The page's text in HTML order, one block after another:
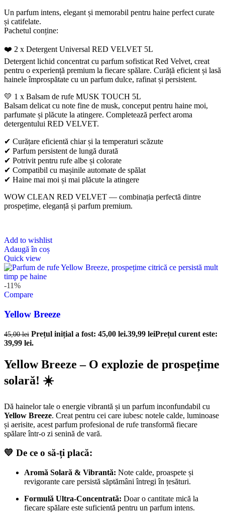
Un parfum intens, elegant și memorabil pentru haine perfect curate
și catifelate.
Pachetul conține:
❤️ 2 x Detergent Universal RED VELVET 5L
Detergent lichid concentrat cu parfum sofisticat Red Velvet, creat
pentru o experiență premium la fiecare spălare. Curăță eficient și lasă
hainele împrospătate cu un parfum dulce, rafinat și persistent.
💛 1 x Balsam de rufe MUSK TOUCH 5L
Balsam delicat cu note fine de musk, conceput pentru haine moi,
parfumate și plăcute la atingere. Completează perfect aroma
detergentului RED VELVET.
✔ Curățare eficientă chiar și la temperaturi scăzute
✔ Parfum persistent de lungă durată
✔ Potrivit pentru rufe albe și colorate
✔ Compatibil cu mașinile automate de spălat
✔ Haine mai moi și mai plăcute la atingere
WOW CLEAN RED VELVET — combinația perfectă dintre
prospețime, eleganță și parfum premium.
Add to wishlist
Adaugă în coș
Quick view
-11%
Compare
Yellow Breeze
45,00lei Prețul inițial a fost: 45,00 lei.39,99 leiPrețul curent este:
39,99 lei.
Yellow Breeze – O explozie de prospețime
solară! ☀️
Dă hainelor tale o energie vibrantă și un parfum inconfundabil cu
Yellow Breeze. Creat pentru cei care iubesc notele calde, luminoase
și aerisite, acest parfum profesional de rufe transformă fiecare
spălare într-o zi senină de vară.
💛 De ce o să-ți placă:
Aromă Solară & Vibrantă: Note calde, proaspete și
revigorante care persistă săptămâni întregi în țesături.
Formulă Ultra-Concentrată: Doar o cantitate mică la
fiecare spălare este suficientă pentru un parfum intens.